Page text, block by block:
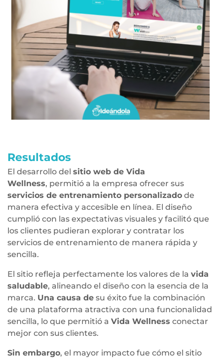
Resultados
El desarrollo del sitio web de Vida
Wellness, permitió a la empresa ofrecer sus
servicios de entrenamiento personalizado de
manera efectiva y accesible en línea. El diseño
cumplió con las expectativas visuales y facilitó que
los clientes pudieran explorar y contratar los
servicios de entrenamiento de manera rápida y
sencilla.
El sitio refleja perfectamente los valores de la vida
saludable, alineando el diseño con la esencia de la
marca. Una causa de su éxito fue la combinación
de una plataforma atractiva con una funcionalidad
sencilla, lo que permitió a Vida Wellness conectar
mejor con sus clientes.
Sin embargo, el mayor impacto fue cómo el sitio